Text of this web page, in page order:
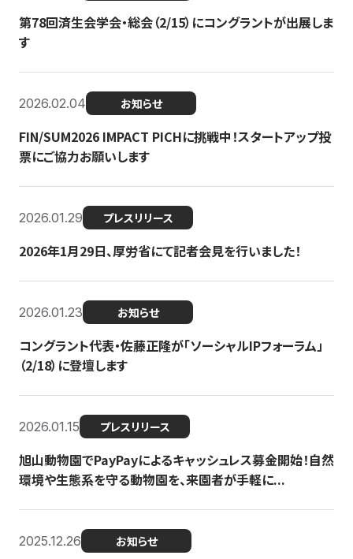
第78回済生会学会・総会（2/15）にコングラントが出展しま
す
2026.02.04 お知らせ
FIN/SUM2026 IMPACT PICHに挑戦中！スタートアップ投
票にご協力お願いします
2026.01.29 プレスリリース
2026年1月29日、厚労省にて記者会見を行いました！
2026.01.23 お知らせ
コングラント代表・佐藤正隆が「ソーシャルIPフォーラム」
（2/18）に登壇します
2026.01.15 プレスリリース
旭山動物園でPayPayによるキャッシュレス募金開始！自然
環境や生態系を守る動物園を、来園者が手軽に...
2025.12.26 お知らせ